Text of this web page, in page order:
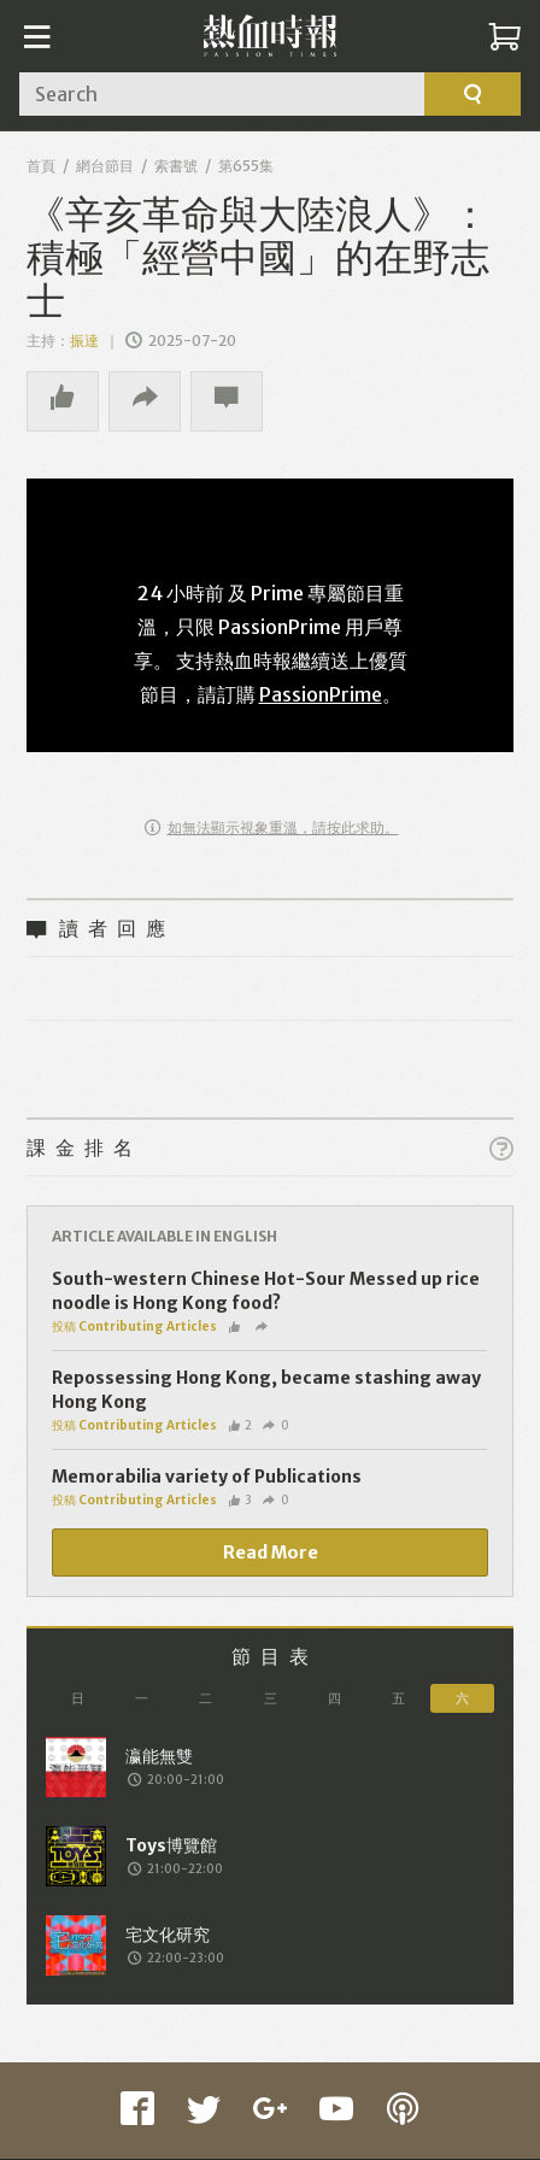
Search
首頁 網台節目 索書號 第655集
《辛亥革命與大陸浪人》：
積極「經營中國」的在野志
士
主持：振達 2025-07-20
24 小時前 及 Prime 專屬節目重
溫，只限 PassionPrime 用戶尊
享。 支持熱血時報繼續送上優質
節目，請訂購 PassionPrime。
如無法顯示視象重溫，請按此求助。
讀者回應
課金排名
ARTICLE AVAILABLE IN ENGLISH
South-western Chinese Hot-Sour Messed up rice
noodle is Hong Kong food?
投稿 Contributing Articles
Repossessing Hong Kong, became stashing away
Hong Kong
投稿 Contributing Articles 2 0
Memorabilia variety of Publications
投稿 Contributing Articles 3 0
Read More
節目表
日 一 二 三 四 五 六
20:00-21:00
21:00-22:00
22:00-23:00